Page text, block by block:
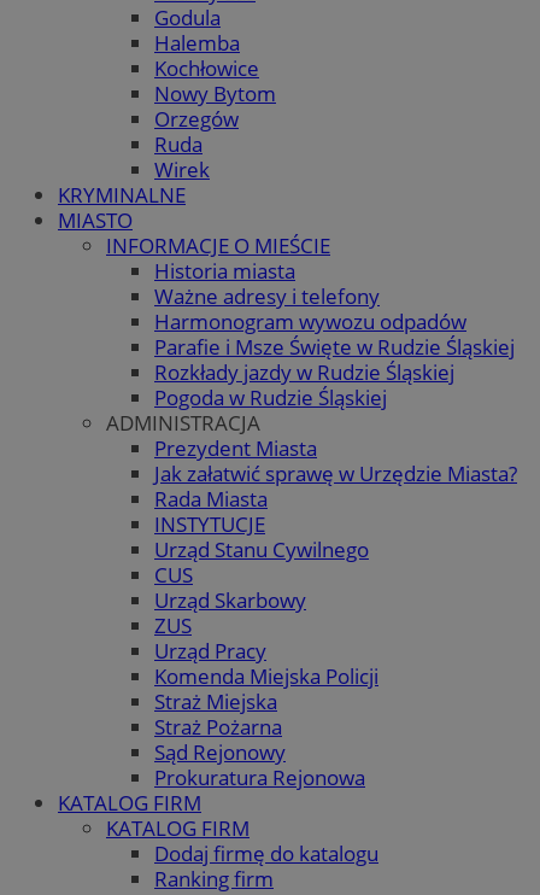
Godula
Halemba
Kochłowice
Nowy Bytom
Orzegów
Ruda
Wirek
KRYMINALNE
MIASTO
INFORMACJE O MIEŚCIE
Historia miasta
Ważne adresy i telefony
Harmonogram wywozu odpadów
Parafie i Msze Święte w Rudzie Śląskiej
Rozkłady jazdy w Rudzie Śląskiej
Pogoda w Rudzie Śląskiej
ADMINISTRACJA
Prezydent Miasta
Jak załatwić sprawę w Urzędzie Miasta?
Rada Miasta
INSTYTUCJE
Urząd Stanu Cywilnego
CUS
Urząd Skarbowy
ZUS
Urząd Pracy
Komenda Miejska Policji
Straż Miejska
Straż Pożarna
Sąd Rejonowy
Prokuratura Rejonowa
KATALOG FIRM
KATALOG FIRM
Dodaj firmę do katalogu
Ranking firm